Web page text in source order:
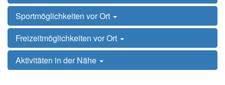
Sportmöglichkeiten vor Ort
Freizeitmöglichkeiten vor Ort
Aktivitäten in der Nähe